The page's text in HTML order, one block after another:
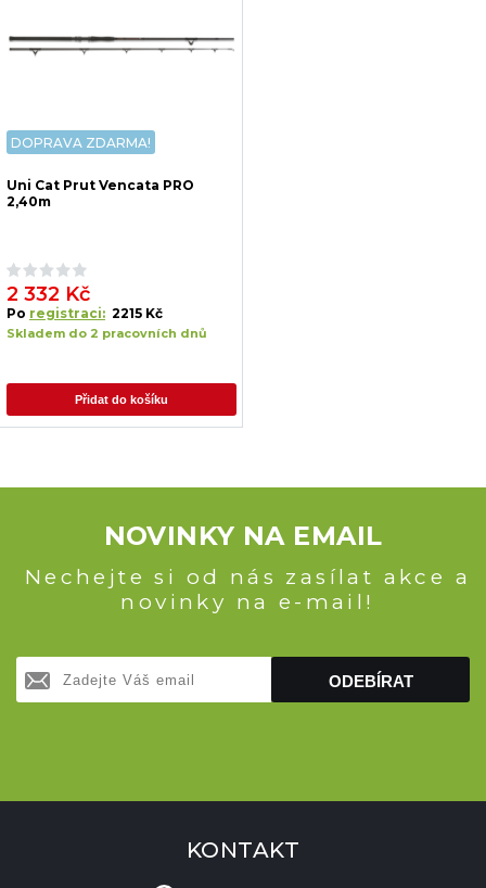
DOPRAVA ZDARMA!
Uni Cat Prut Vencata PRO
2,40m
2 332 Kč
Po registraci: 2215 Kč
Skladem do 2 pracovních dnů
Přidat do košíku
NOVINKY NA EMAIL
Nechejte si od nás zasílat akce a
novinky na e-mail!
ODEBÍRAT
KONTAKT